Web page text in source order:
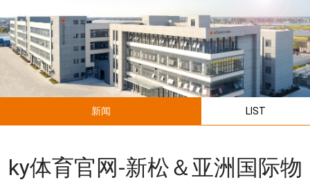
新闻 LIST
ky体育官网-新松＆亚洲国际物